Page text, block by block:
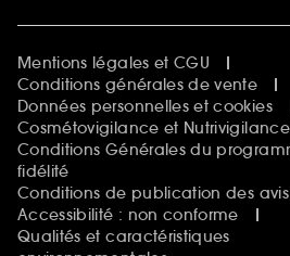
Mentions légales et CGU
Conditions générales de vente
Données personnelles et cookies
Cosmétovigilance et Nutrivigilance
Conditions Générales du
fidélité
Conditions de publication des avis
Accessibilité : non conforme
Qualités et caractéristiques